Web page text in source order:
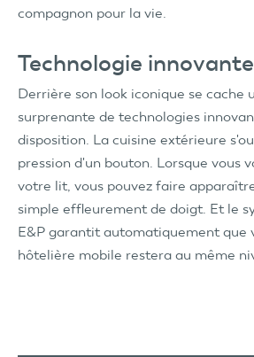
compagnon pour la vie.
Technologie innovante
Derrière son look iconique se cache
surprenante de technologies
disposition. La cuisine extérieure
pression d'un bouton. Lorsque vous
votre lit, vous pouvez faire
simple effleurement de doigt. Et le
E&P garantit automatiquement que
hôtelière mobile restera au même